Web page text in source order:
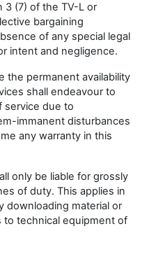
3 (7) of the TV-L or
bargaining
of any special legal
intent and negligence.
the permanent availability
shall endeavour to
service due to
immanent disturbances
any warranty in this
only be liable for grossly
of duty. This applies in
downloading material or
to technical equipment of